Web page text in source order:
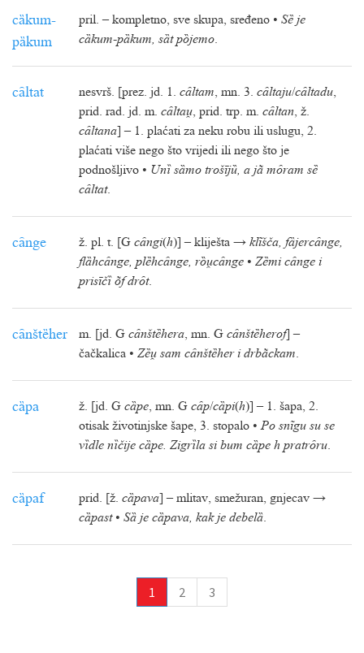
cȁkum-
pȁkum
pril. – kompletno, sve skupa, sređeno • Sȅ je
cȁkum-pȁkum, sȁt pȍjemo.
cȃltat nesvrš. [prez. jd. 1. cȃltam, mn. 3. cȃltaju/cȃltadu,
prid. rad. jd. m. cȃlta, prid. trp. m. cȃltan, ž.
cȃltana ] – 1. plaćati za neku robu ili uslugu, 2.
plaćati više nego što vrijedi ili nego što je
podnošljivo • Unȉ sȁmo trošījȕ, a jã mȏram sȅ
cȃltat.
cȃnge ž. pl. t. [G cȃngi(h )] – kliješta → klĩšča, fȁjercȃnge,
flȁhcȃnge, plȅhcȃnge, rȍcȃnge • Zȅmi cȃnge i
prisīčȉ õf drȏt.
cȃnštȅher m. [jd. G cȃnštȅhera, mn. G cȃnštȅherof] –
čačkalica • Zȅ sam cȃnštȅher i drbãckam.
cȁpa ž. [jd. G cȁpe, mn. G cȃp/cȁpi(h )] – 1. šapa, 2.
otisak životinjske šape, 3. stopalo •Po snĩgu su se
vȉdle nȉčije cȁpe. Zigrȉla si bum cȁpe h pratrȏru.
cȁpaf prid. [ž. cȁpava ] – mlitav, smežuran, gnjecav →
cȁpast• Sȁ je cȁpava, kak je debelȁ.
1 2 3